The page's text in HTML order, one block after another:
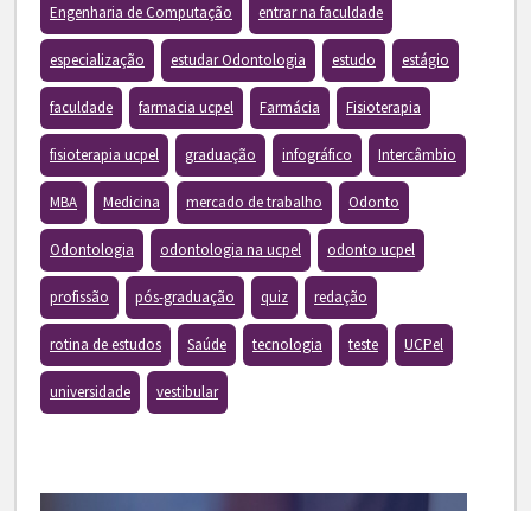
Engenharia de Computação entrar na faculdade
especialização estudar Odontologia estudo estágio
faculdade farmacia ucpel Farmácia Fisioterapia
fisioterapia ucpel graduação infográfico Intercâmbio
MBA Medicina mercado de trabalho Odonto
Odontologia odontologia na ucpel odonto ucpel
profissão pós-graduação quiz redação
rotina de estudos Saúde tecnologia teste UCPel
universidade vestibular